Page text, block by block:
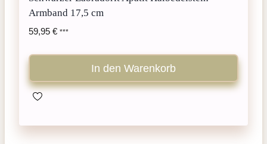
Armband 17,5 cm
59,95 € ***
In den Warenkorb